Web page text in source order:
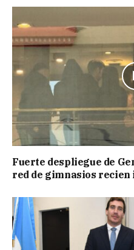
Fuerte despliegue de
red de gimnasios recien